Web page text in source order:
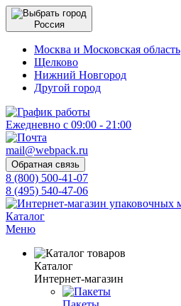
Россия
Москва и Московская область
Щелково
Нижний Новгород
Другой город
Ежедневно с 09:00 - 21:00
mail@webpack.ru
Обратная связь
8 (800) 500-41-07
8 (495) 540-47-06
Каталог
Меню
Каталог
Интернет-магазин